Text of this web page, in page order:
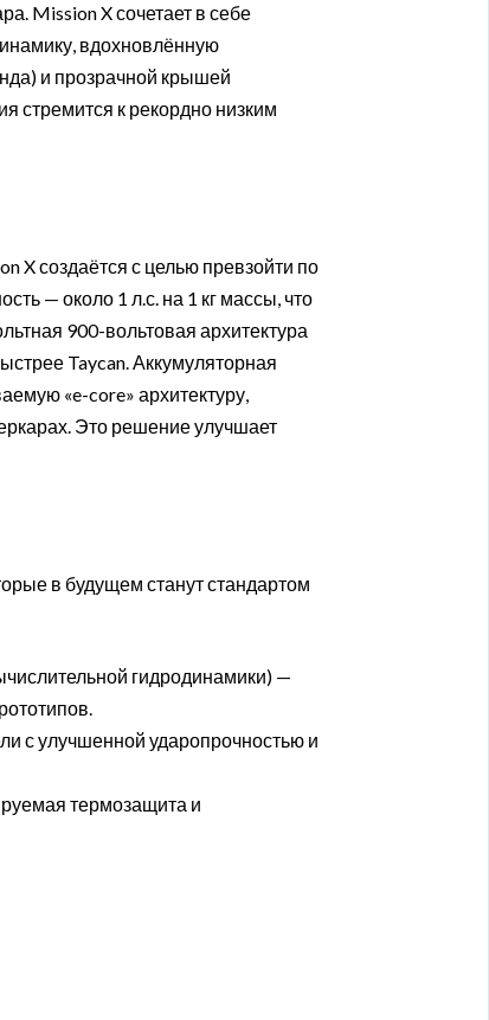
Mission X сочетает в себе
вдохновлённую
и прозрачной крышей
стремится к рекордно низким
X создаётся с целью превзойти по
— около 1 л.с. на 1 кг массы, что
900-вольтовая архитектура
Taycan. Аккумуляторная
«e-core» архитектуру,
Это решение улучшает
в будущем станут стандартом
гидродинамики) —
с улучшенной ударопрочностью и
термозащита и